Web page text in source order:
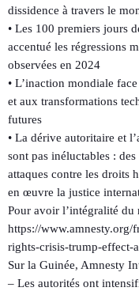
dissidence à travers le
• Les 100 premiers jours
accentué les régressions
observées en 2024
• L’inaction mondiale
et aux transformations
futures
• La dérive autoritaire et
sont pas inéluctables :
attaques contre les droits
en œuvre la justice
Pour avoir l’intégralité
https://www.amnesty.org/
rights-crisis-trump-effect-
Sur la Guinée, Amnesty
– Les autorités ont